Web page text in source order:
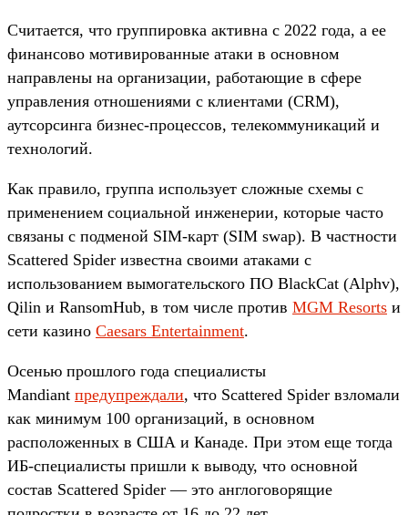
Считается, что группировка активна с 2022 года, а ее
финансово мотивированные атаки в основном
направлены на организации, работающие в сфере
управления отношениями с клиентами (CRM),
аутсорсинга бизнес-процессов, телекоммуникаций и
технологий.
Как правило, группа использует сложные схемы с
применением социальной инженерии, которые часто
связаны с подменой SIM-карт (SIM swap). В частности
Scattered Spider известна своими атаками с
использованием вымогательского ПО BlackCat (Alphv),
Qilin и RansomHub, в том числе против MGM Resorts и
сети казино Caesars Entertainment.
Осенью прошлого года специалисты
Mandiant предупреждали, что Scattered Spider взломали
как минимум 100 организаций, в основном
расположенных в США и Канаде. При этом еще тогда
ИБ-специалисты пришли к выводу, что основной
состав Scattered Spider — это англоговорящие